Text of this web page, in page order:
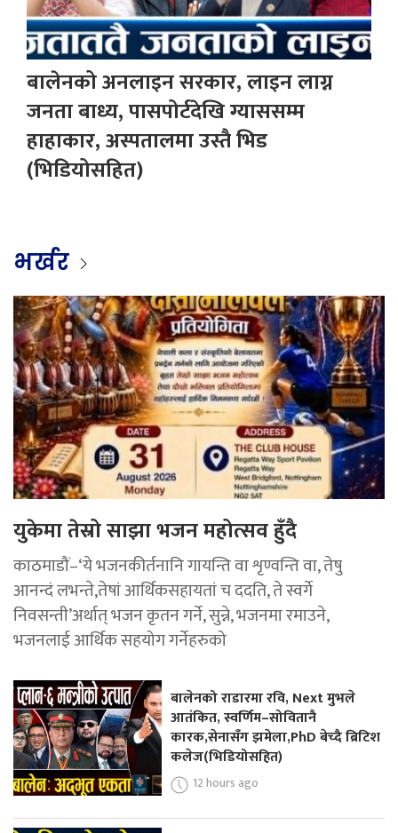
बालेनको अनलाइन सरकार, लाइन लाग्न
जनता बाध्य, पासपोर्टदेखि ग्याससम्म
हाहाकार, अस्पतालमा उस्तै भिड
(भिडियोसहित)
भर्खर
युकेमा तेस्रो साझा भजन महोत्सव हुँदै
काठमाडौं–‘ये भजनकीर्तनानि गायन्ति वा शृण्वन्ति वा, तेषु
आनन्दं लभन्ते,तेषां आर्थिकसहायतां च ददति, ते स्वर्गे
निवसन्ती’अर्थात् भजन कृतन गर्ने, सुन्ने, भजनमा रमाउने,
भजनलाई आर्थिक सहयोग गर्नेहरुको
बालेनको राडारमा रवि, Next मुभले
आतंकित, स्वर्णिम–सोवितानै
कारक,सेनासँग झमेला,PhD बेच्दै ब्रिटिश
कलेज(भिडियोसहित)
12 hours ago